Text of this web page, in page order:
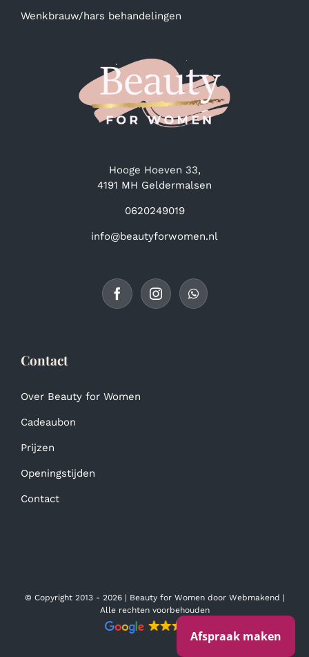
Wenkbrauw/hars behandelingen
Hooge Hoeven 33,
4191 MH Geldermalsen
0620249019
info@beautyforwomen.nl
Contact
Over Beauty for Women
Cadeaubon
Prijzen
Openingstijden
Contact
Afspraak maken
© Copyright 2013 - 2026 | Beauty for Women door Webmakend |
Alle rechten voorbehouden